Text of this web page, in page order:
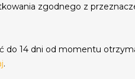
zgodnego z
do 14 dni od momentu
.